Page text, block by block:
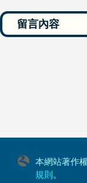
本網站著作
規則 。